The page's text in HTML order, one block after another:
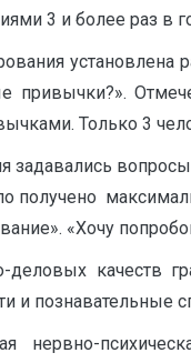
3 и более раз в
Только 3
задавались
получено
«Хочу
деловых качеств
и познавательные
нервно-